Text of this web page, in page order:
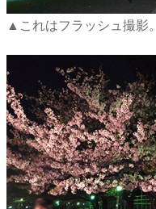
▲これはフラッシュ撮影。